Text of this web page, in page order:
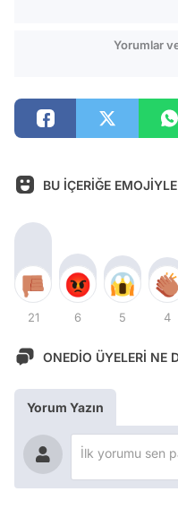
Yorumlar
BU İÇERİĞE
21 6 5 4
ONEDİO ÜYELERİ NE
Yorum Yazın